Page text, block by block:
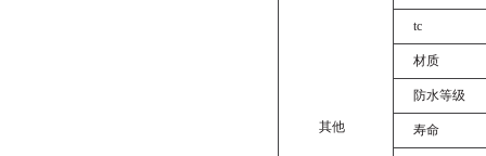
其他
tc
材质
防水等级
寿命